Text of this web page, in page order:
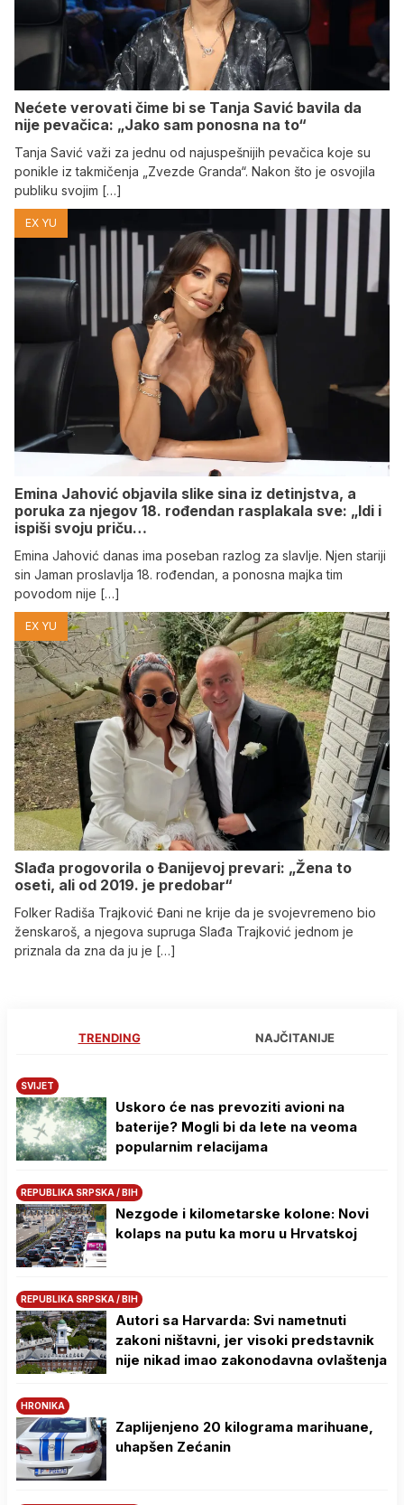
Nećete verovati čime bi se Tanja Savić bavila da
nije pevačica: „Jako sam ponosna na to“
Tanja Savić važi za jednu od najuspešnijih pevačica koje su
ponikle iz takmičenja „Zvezde Granda“. Nakon što je osvojila
publiku svojim […]
EX YU
Emina Jahović objavila slike sina iz detinjstva, a
poruka za njegov 18. rođendan rasplakala sve: „Idi i
ispiši svoju priču…
Emina Jahović danas ima poseban razlog za slavlje. Njen stariji
sin Jaman proslavlja 18. rođendan, a ponosna majka tim
povodom nije […]
EX YU
Slađa progovorila o Đanijevoj prevari: „Žena to
oseti, ali od 2019. je predobar“
Folker Radiša Trajković Đani ne krije da je svojevremeno bio
ženskaroš, a njegova supruga Slađa Trajković jednom je
priznala da zna da ju je […]
TRENDING NAJČITANIJE
SVIJET
Uskoro će nas prevoziti avioni na
baterije? Mogli bi da lete na veoma
popularnim relacijama
REPUBLIKA SRPSKA / BIH
Nezgode i kilometarske kolone: Novi
kolaps na putu ka moru u Hrvatskoj
REPUBLIKA SRPSKA / BIH
Autori sa Harvarda: Svi nametnuti
zakoni ništavni, jer visoki predstavnik
nije nikad imao zakonodavna ovlaštenja
HRONIKA
Zaplijenjeno 20 kilograma marihuane,
uhapšen Zećanin